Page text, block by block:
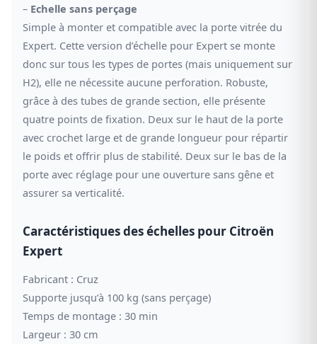
– Echelle sans perçage
Simple à monter et compatible avec la porte vitrée du
Expert. Cette version d’échelle pour Expert se monte
donc sur tous les types de portes (mais uniquement sur
H2), elle ne nécessite aucune perforation. Robuste,
grâce à des tubes de grande section, elle présente
quatre points de fixation. Deux sur le haut de la porte
avec crochet large et de grande longueur pour répartir
le poids et offrir plus de stabilité. Deux sur le bas de la
porte avec réglage pour une ouverture sans gêne et
assurer sa verticalité.
Caractéristiques des échelles pour Citroën
Expert
Fabricant : Cruz
Supporte jusqu’à 100 kg (sans perçage)
Temps de montage : 30 min
Largeur : 30 cm